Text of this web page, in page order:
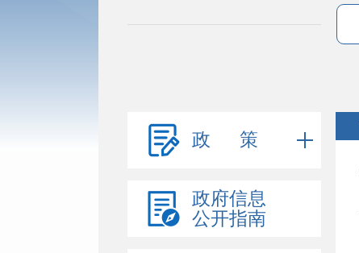
政 策
政府信息
公开指南